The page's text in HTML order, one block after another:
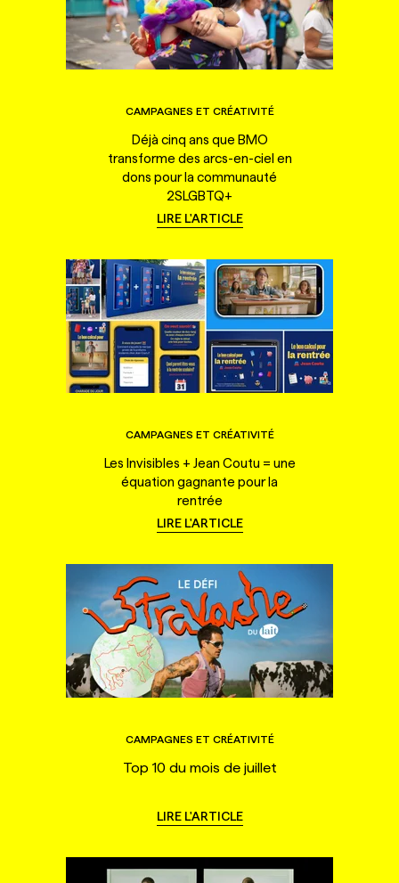
CAMPAGNES ET CRÉATIVITÉ
Déjà cinq ans que BMO
transforme des arcs-en-ciel en
dons pour la communauté
2SLGBTQ+
LIRE L'ARTICLE
CAMPAGNES ET CRÉATIVITÉ
Les Invisibles + Jean Coutu = une
équation gagnante pour la
rentrée
LIRE L'ARTICLE
CAMPAGNES ET CRÉATIVITÉ
Top 10 du mois de juillet
LIRE L'ARTICLE